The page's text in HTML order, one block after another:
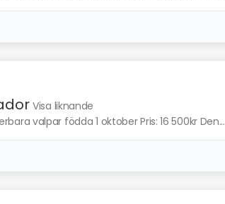
Visa liknande
valpar födda 1 oktober Pris: 16 500kr Den...